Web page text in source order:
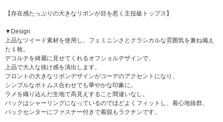
【存在感たっぷりの大きなリボンが目を惹く主役級トップス】
▼Design
上品なツイード素材を使用し、フェミニンさとクラシカルな雰囲気を兼ね備え
た１枚。
デコルテを綺麗に見せてくれるオフショルデザインで、
上品で大人な抜け感を演出します。
フロントの大きなリボンデザインがコーデのアクセントになり、
シンプルなボトムス合わせでも華やかな印象に。
ラメを織り込んだ生地で高見えすること間違いなし。
バックはシャーリングになっているのでほどよくフィットし、着心地抜群。
バックセンターにファスナー付きで着脱もラクチンです。